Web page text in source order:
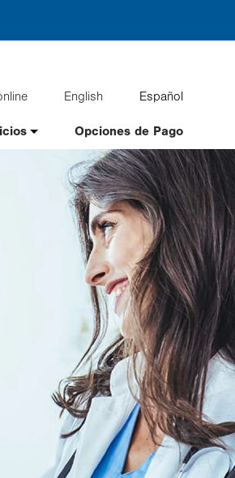
English Español
Opciones de Pago